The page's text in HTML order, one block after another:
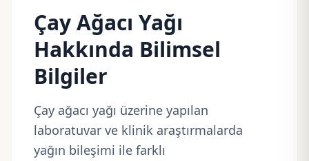
Çay Ağacı Yağı
Hakkında Bilimsel
Bilgiler
Çay ağacı yağı üzerine yapılan
laboratuvar ve klinik araştırmalarda
yağın bileşimi ile farklı